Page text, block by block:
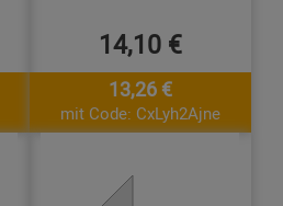
14,10 €
13,26 €
mit Code: CxLyh2Ajne